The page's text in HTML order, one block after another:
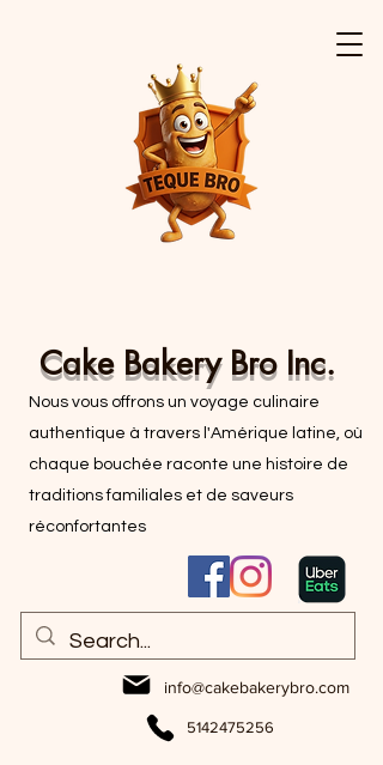
Cake Bakery Bro Inc.
Nous vous offrons un voyage culinaire
authentique à travers l'Amérique latine, où
chaque bouchée raconte une histoire de
traditions familiales et de saveurs
réconfortantes
info@cakebakerybro.com
5142475256